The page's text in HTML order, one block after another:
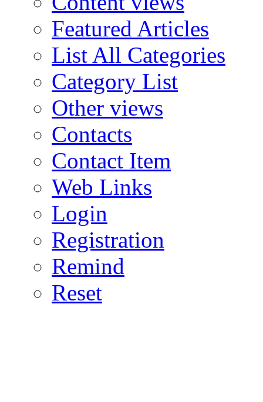
Featured Articles
List All Categories
Category List
Other views
Contacts
Contact Item
Web Links
Login
Registration
Remind
Reset